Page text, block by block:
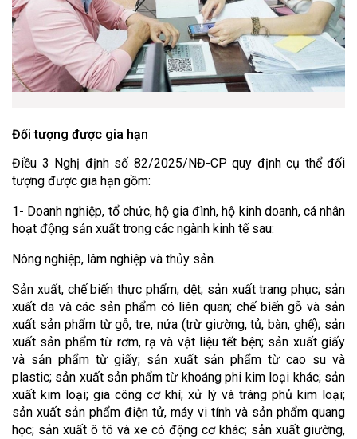
Đối tượng được gia hạn
Điều 3 Nghị định số 82/2025/NĐ-CP quy định cụ thể đối
tượng được gia hạn gồm:
1- Doanh nghiệp, tổ chức, hộ gia đình, hộ kinh doanh, cá nhân
hoạt động sản xuất trong các ngành kinh tế sau:
Nông nghiệp, lâm nghiệp và thủy sản.
Sản xuất, chế biến thực phẩm; dệt; sản xuất trang phục; sản
xuất da và các sản phẩm có liên quan; chế biến gỗ và sản
xuất sản phẩm từ gỗ, tre, nứa (trừ giường, tủ, bàn, ghế); sản
xuất sản phẩm từ rơm, rạ và vật liệu tết bện; sản xuất giấy
và sản phẩm từ giấy; sản xuất sản phẩm từ cao su và
plastic; sản xuất sản phẩm từ khoáng phi kim loại khác; sản
xuất kim loại; gia công cơ khí; xử lý và tráng phủ kim loại;
sản xuất sản phẩm điện tử, máy vi tính và sản phẩm quang
học; sản xuất ô tô và xe có động cơ khác; sản xuất giường,